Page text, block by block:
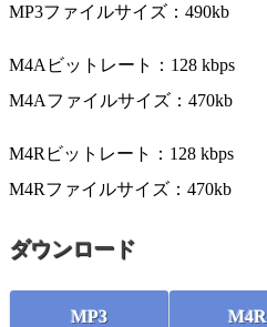
MP3ファイルサイズ：490kb
M4Aビットレート：128 kbps
M4Aファイルサイズ：470kb
M4Rビットレート：128 kbps
M4Rファイルサイズ：470kb
ダウンロード
MP3 M4R